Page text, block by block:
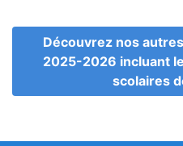
Découvrez nos
2025-2026 incluant
scolaires